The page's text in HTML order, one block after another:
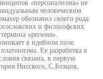
«персонализма» не
человеческим
обозначил своего рода
и философских
«persona».
в идейном поле
Ее разработка в
связана, в первую
Нисского, С.Боэция,